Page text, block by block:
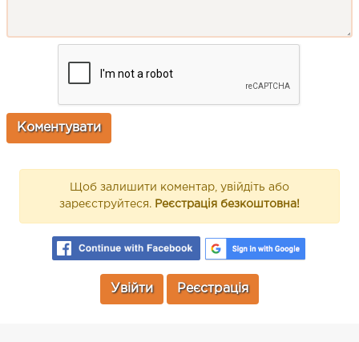
Щоб залишити коментар, увійдіть або
зареєструйтеся. Реєстрація безкоштовна!
Увійти Реєстрація